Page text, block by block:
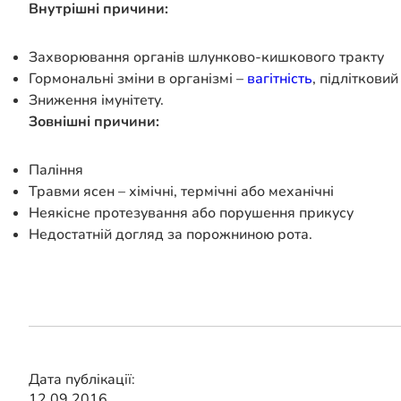
Внутрішні причини:
Захворювання органів шлунково-кишкового тракту
Гормональні зміни в організмі – вагітність, підлітковий
Зниження імунітету.
Зовнішні причини:
Паління
Травми ясен – хімічні, термічні або механічні
Неякісне протезування або порушення прикусу
Недостатній догляд за порожниною рота.
Дата публікації: